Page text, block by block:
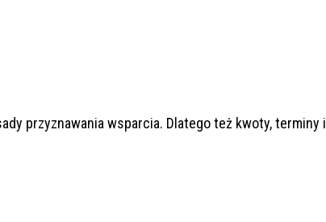
przyznawania wsparcia. Dlatego też kwoty, terminy i